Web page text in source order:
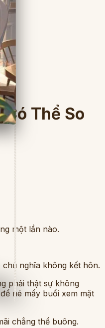
Thể So
một lần nào.
nghĩa không kết hôn.
phải thật sự không
né mấy buổi xem mặt
chẳng thể buông.